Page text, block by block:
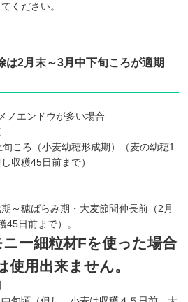
ください。
は2月末～3月中下旬ころが適期
ノエンドウが多い場合
ころ（小麦幼穂形成期）（麦の幼穂1
収穫45日前まで）
～穂ばらみ期・大麦節間伸長前（2月
45日前まで）。
ー細粒材Fを使った場合
使用出来ません。